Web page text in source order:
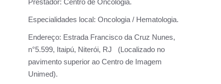
Prestador: Centro de Oncologia.
Especialidades local: Oncologia / Hematologia.
Endereço: Estrada Francisco da Cruz Nunes,
n°5.599, Itaipú, Niterói, RJ (Localizado no
pavimento superior ao Centro de Imagem
Unimed).